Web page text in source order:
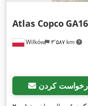
Wilków ۳٬۵۸۷ km
Atlas Copco
کردن